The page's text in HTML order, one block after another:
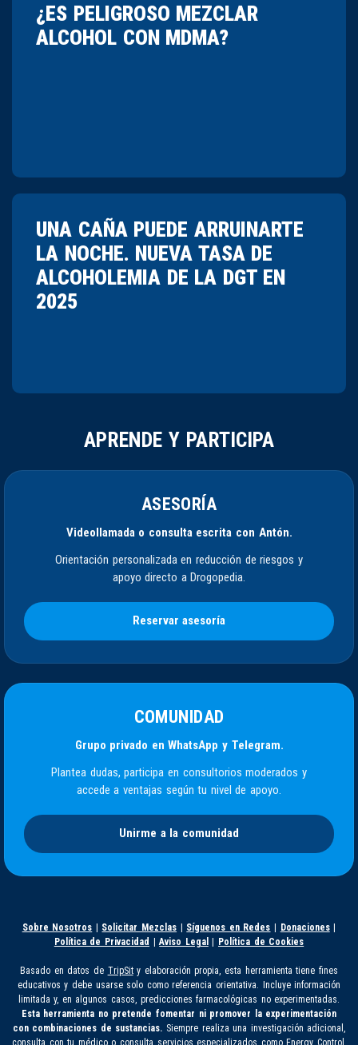
¿ES PELIGROSO MEZCLAR
ALCOHOL CON MDMA?
UNA CAÑA PUEDE ARRUINARTE
LA NOCHE. NUEVA TASA DE
ALCOHOLEMIA DE LA DGT EN
2025
APRENDE Y PARTICIPA
ASESORÍA
Videollamada o consulta escrita con Antón.
Orientación personalizada en reducción de riesgos y
apoyo directo a Drogopedia.
Reservar asesoría
COMUNIDAD
Grupo privado en WhatsApp y Telegram.
Plantea dudas, participa en consultorios moderados y
accede a ventajas según tu nivel de apoyo.
Unirme a la comunidad
Sobre Nosotros Solicitar Mezclas Síguenos en Redes Donaciones|
Política de Privacidad
|Aviso Legal Política de Cookies
Basado en datos de TripSity elaboración propia, esta herramienta tiene fines
educativos y debe usarse solo como referencia orientativa. Incluye información
limitada y, en algunos casos, predicciones farmacológicas no experimentadas.
Esta herramienta no pretende fomentar ni promover la experimentación
con combinaciones de sustancias. Siempre realiza una investigación adicional,
consulta con tu médico o consulta servicios especializados como Energy Control